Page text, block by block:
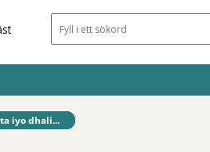
Sökfält
iyo dhali...